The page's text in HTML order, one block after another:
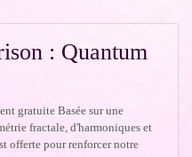
: Quantum
gratuite Basée sur une
fractale, d'harmoniques et
offerte pour renforcer notre